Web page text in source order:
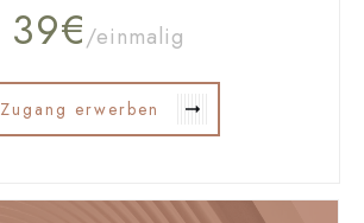
39€/einmalig
Zugang erwerben